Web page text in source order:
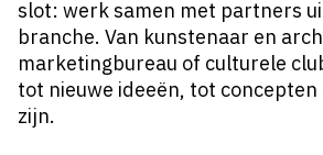
slot: werk samen met partners
branche. Van kunstenaar en
marketingbureau of culturele
tot nieuwe ideeën, tot concepten
zijn.